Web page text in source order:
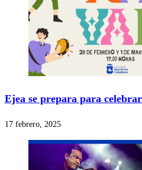
Ejea se prepara para
17 febrero, 2025